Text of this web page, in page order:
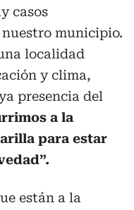
casos
municipio.
localidad
y clima,
presencia del
a la
para estar
están a la